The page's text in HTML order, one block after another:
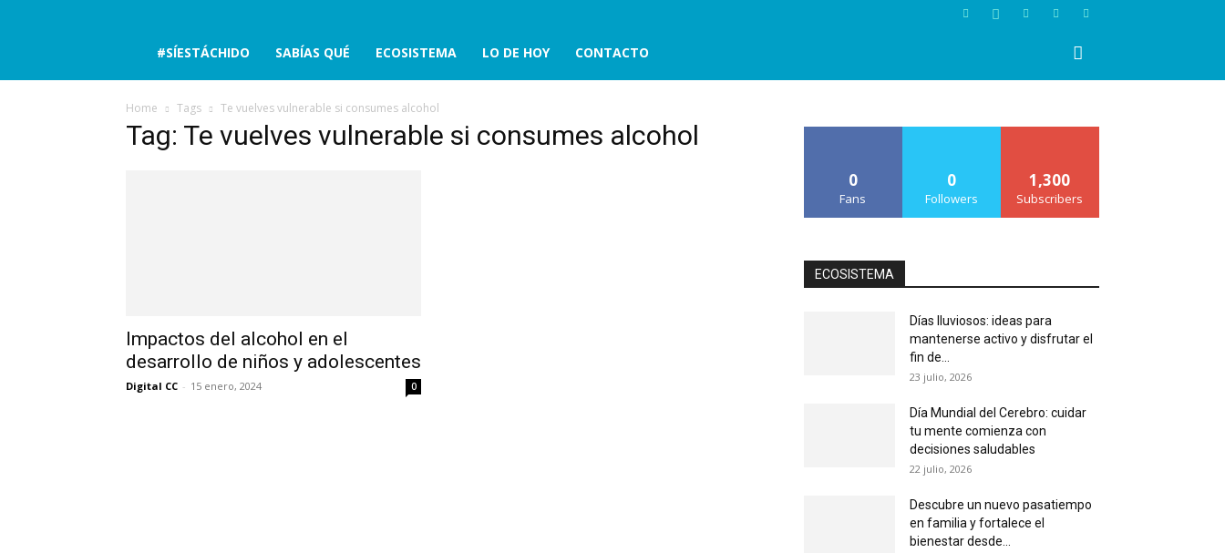
No
está
#SÍESTÁCHIDO SABÍAS QUÉ ECOSISTEMA LO DE HOY CONTACTO
Home Tags Te vuelves vulnerable si consumes alcohol
Tag: Te vuelves vulnerable si consumes alcohol
Impactos del alcohol en el
desarrollo de niños y adolescentes
Digital CC - 15 enero, 2024 0
0
Fans
0
Followers
1,300
Subscribers
ECOSISTEMA
Días lluviosos: ideas para
mantenerse activo y disfrutar el
fin de...
23 julio, 2026
Día Mundial del Cerebro: cuidar
tu mente comienza con
decisiones saludables
22 julio, 2026
Descubre un nuevo pasatiempo
en familia y fortalece el
bienestar desde...